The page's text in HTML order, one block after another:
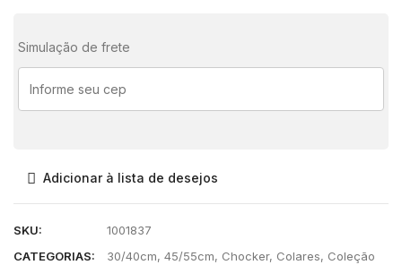
Simulação de frete
Adicionar à lista de desejos
SKU:
1001837
CATEGORIAS:
30/40cm, 45/55cm, Chocker, Colares, Coleção